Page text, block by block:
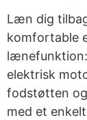
Læn dig
komfortable
elektrisk
fodstøtten
med et